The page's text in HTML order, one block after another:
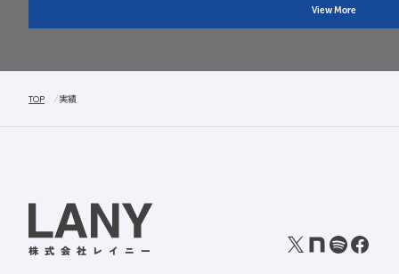
View More
TOP 実績